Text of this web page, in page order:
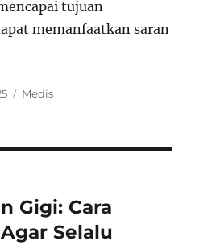
tujuan
memanfaatkan saran
Categories
Medis
Gigi: Cara
Selalu